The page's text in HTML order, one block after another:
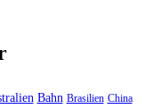
Bahn Brasilien China